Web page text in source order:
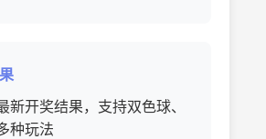
新开奖结果，支持双色球、
种玩法